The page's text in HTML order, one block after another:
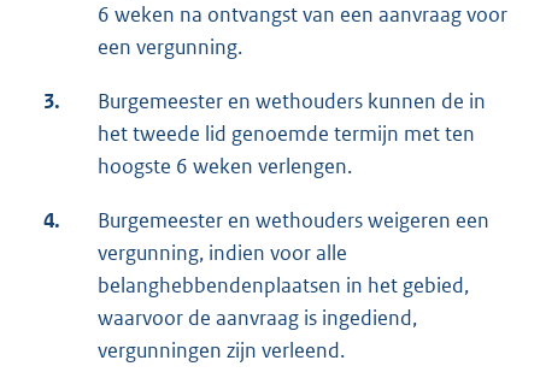
6 weken na ontvangst van een aanvraag voor
een vergunning.
3.
Burgemeester en wethouders kunnen de in
het tweede lid genoemde termijn met ten
hoogste 6 weken verlengen.
4.
Burgemeester en wethouders weigeren een
vergunning, indien voor alle
belanghebbendenplaatsen in het gebied,
waarvoor de aanvraag is ingediend,
vergunningen zijn verleend.